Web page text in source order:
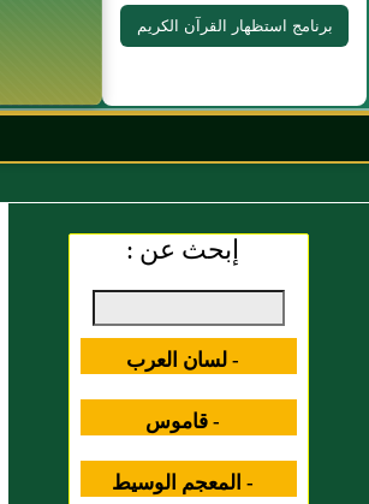
برنامج استظهار القرآن الكريم
إبحث عن :
- لسان العرب
- قاموس
المصطلحات العلمية
- المعجم الوسيط